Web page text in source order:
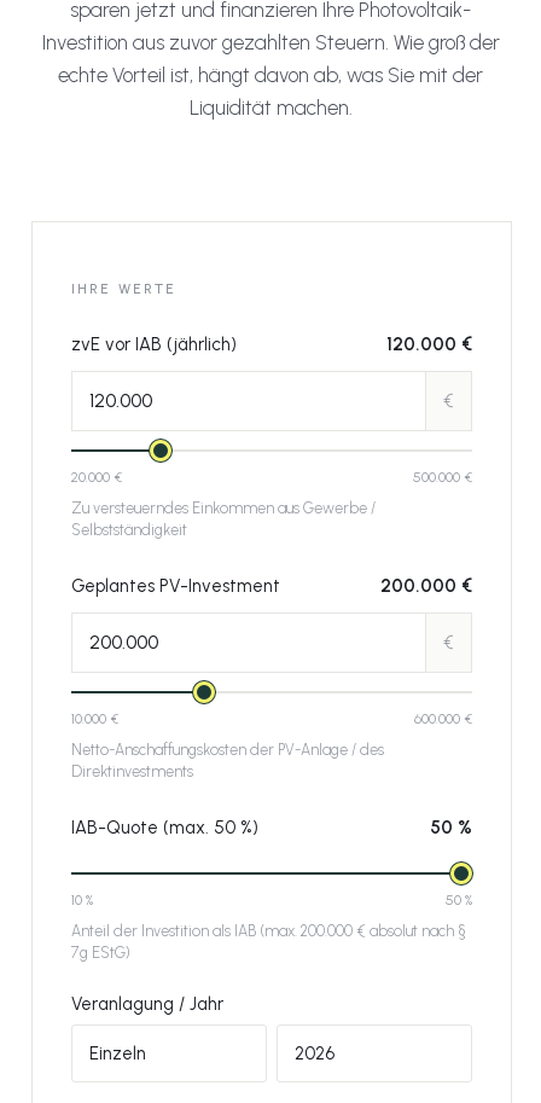
sparen jetzt und finanzieren Ihre Photovoltaik-
Investition aus zuvor gezahlten Steuern. Wie groß der
echte Vorteil ist, hängt davon ab, was Sie mit der
Liquidität machen.
IHRE WERTE
zvE vor IAB (jährlich) 120.000 €
€
20.000 € 500.000 €
Zu versteuerndes Einkommen aus Gewerbe /
Selbstständigkeit
Geplantes PV-Investment 200.000 €
€
10.000 € 600.000 €
Netto-Anschaffungskosten der PV-Anlage / des
Direktinvestments
IAB-Quote (max. 50 %) 50 %
10 % 50 %
Anteil der Investition als IAB (max. 200.000 € absolut nach §
7g EStG)
Veranlagung / Jahr